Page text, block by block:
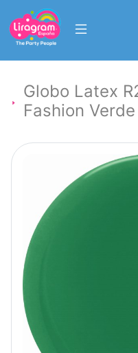
Globo Latex
Fashion